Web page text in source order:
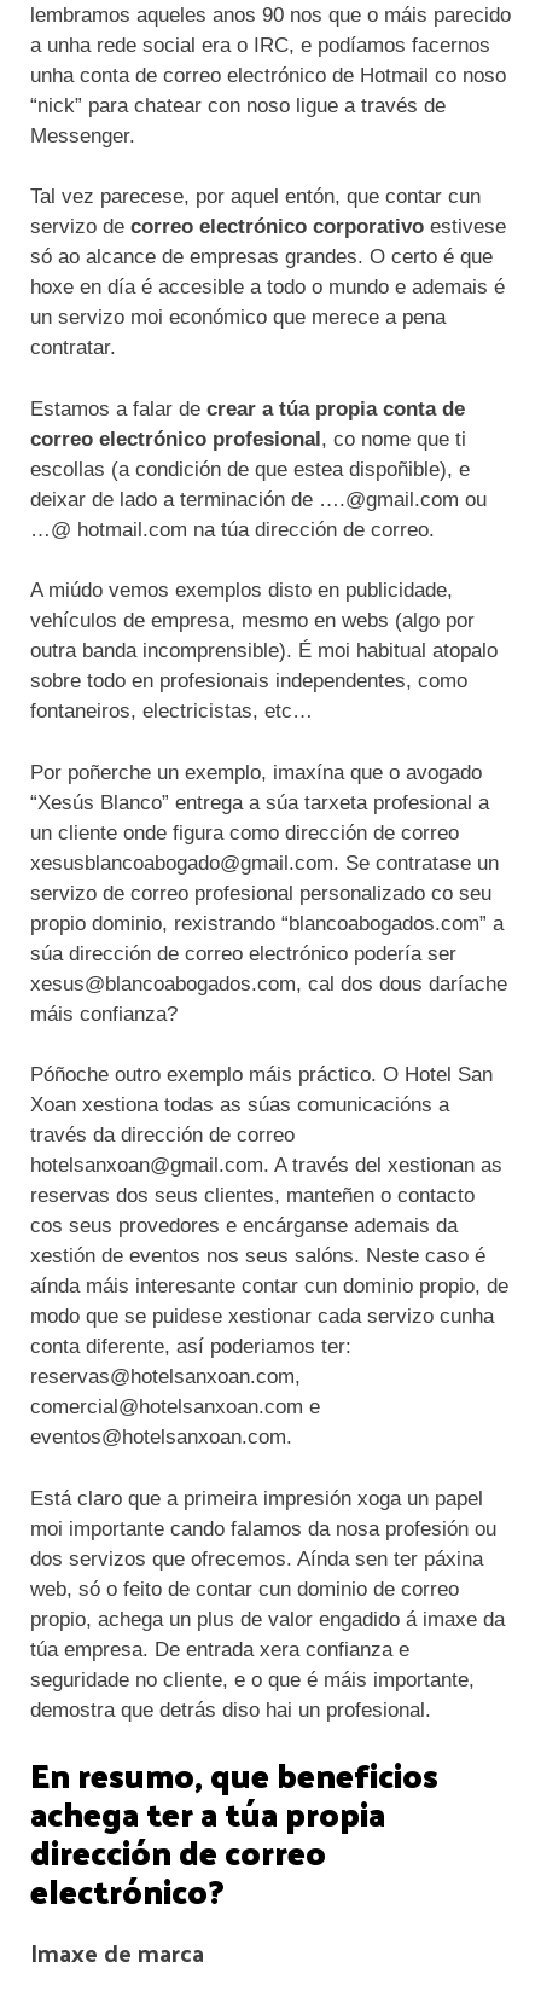
lembramos aqueles anos 90 nos que o máis parecido
a unha rede social era o IRC, e podíamos facernos
unha conta de correo electrónico de Hotmail co noso
“nick” para chatear con noso ligue a través de
Messenger.
Tal vez parecese, por aquel entón, que contar cun
servizo de correo electrónico corporativo estivese
só ao alcance de empresas grandes. O certo é que
hoxe en día é accesible a todo o mundo e ademais é
un servizo moi económico que merece a pena
contratar.
Estamos a falar de crear a túa propia conta de
correo electrónico profesional, co nome que ti
escollas (a condición de que estea dispoñible), e
deixar de lado a terminación de ….@gmail.com ou
…@ hotmail.com na túa dirección de correo.
A miúdo vemos exemplos disto en publicidade,
vehículos de empresa, mesmo en webs (algo por
outra banda incomprensible). É moi habitual atopalo
sobre todo en profesionais independentes, como
fontaneiros, electricistas, etc…
Por poñerche un exemplo, imaxína que o avogado
“Xesús Blanco” entrega a súa tarxeta profesional a
un cliente onde figura como dirección de correo
xesusblancoabogado@gmail.com. Se contratase un
servizo de correo profesional personalizado co seu
propio dominio, rexistrando “blancoabogados.com” a
súa dirección de correo electrónico podería ser
xesus@blancoabogados.com, cal dos dous daríache
máis confianza?
Póñoche outro exemplo máis práctico. O Hotel San
Xoan xestiona todas as súas comunicacións a
través da dirección de correo
hotelsanxoan@gmail.com. A través del xestionan as
reservas dos seus clientes, manteñen o contacto
cos seus provedores e encárganse ademais da
xestión de eventos nos seus salóns. Neste caso é
aínda máis interesante contar cun dominio propio, de
modo que se puidese xestionar cada servizo cunha
conta diferente, así poderiamos ter:
reservas@hotelsanxoan.com,
comercial@hotelsanxoan.com e
eventos@hotelsanxoan.com.
Está claro que a primeira impresión xoga un papel
moi importante cando falamos da nosa profesión ou
dos servizos que ofrecemos. Aínda sen ter páxina
web, só o feito de contar cun dominio de correo
propio, achega un plus de valor engadido á imaxe da
túa empresa. De entrada xera confianza e
seguridade no cliente, e o que é máis importante,
demostra que detrás diso hai un profesional.
En resumo, que beneficios
achega ter a túa propia
dirección de correo
electrónico?
Imaxe de marca